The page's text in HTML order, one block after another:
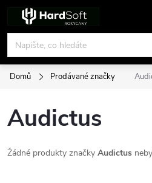
obsah
Domů Prodávané značky
Audictus
Žádné produkty značky Audictus